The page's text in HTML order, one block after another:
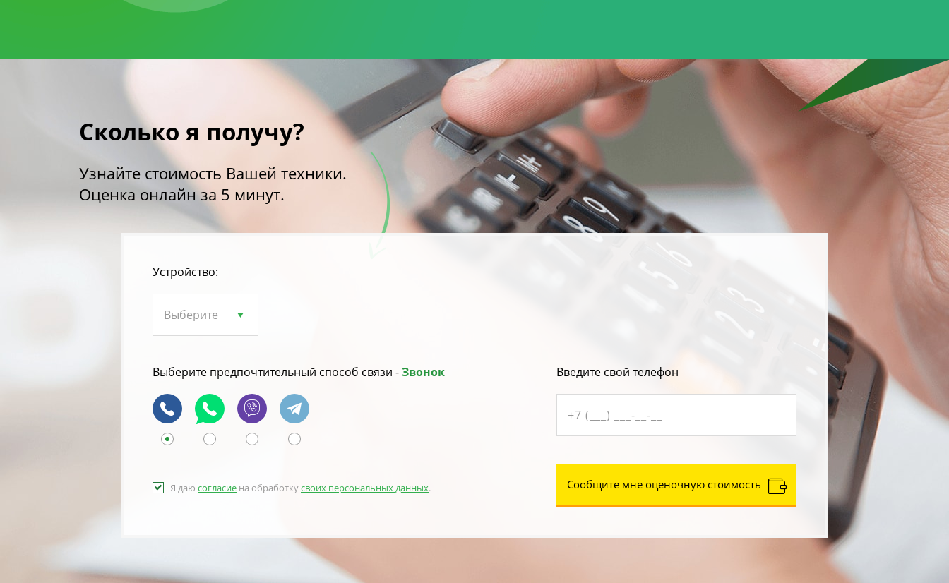
Сколько я получу?
Узнайте стоимость Вашей техники.
Оценка онлайн за 5 минут.
Устройство:
Выберите предпочтительный способ связи -Звонок
Я даю согласие на обработкусвоих персональных данных.
Введите свой телефон
Сообщите мне оценочную стоимость